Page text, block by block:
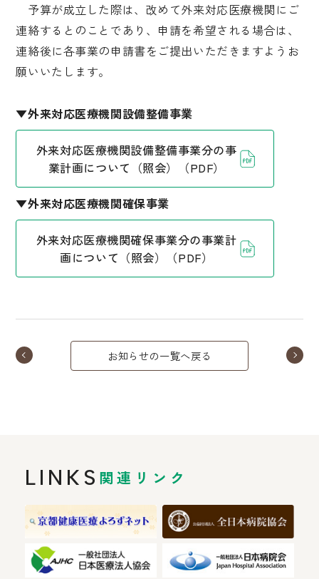
予算が成立した際は、改めて外来対応医療機関にご
連絡するとのことであり、申請を希望される場合は、
連絡後に各事業の申請書をご提出いただきますようお
願いいたします。
▼外来対応医療機関設備整備事業
外来対応医療機関設備整備事業分の事
業計画について（照会）（PDF）
▼外来対応医療機関確保事業
外来対応医療機関確保事業分の事業計
画について（照会）（PDF）
お知らせの一覧へ戻る
LINKS 関連リンク